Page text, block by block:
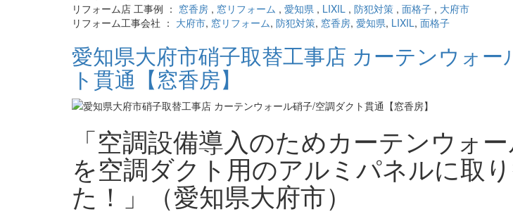
リフォーム店 工事例 ： 窓香房 , 窓リフォーム , 愛知県 , LIXIL , 防犯対策 , 面格子 , 大府市
リフォーム工事会社 ： 大府市, 窓リフォーム, 防犯対策, 窓香房, 愛知県, LIXIL, 面格子
愛知県大府市硝子取替工事店 カーテンウォー
ト貫通【窓香房】
「空調設備導入のためカーテンウォ
を空調ダクト用のアルミパネルに取
た！」（愛知県大府市）